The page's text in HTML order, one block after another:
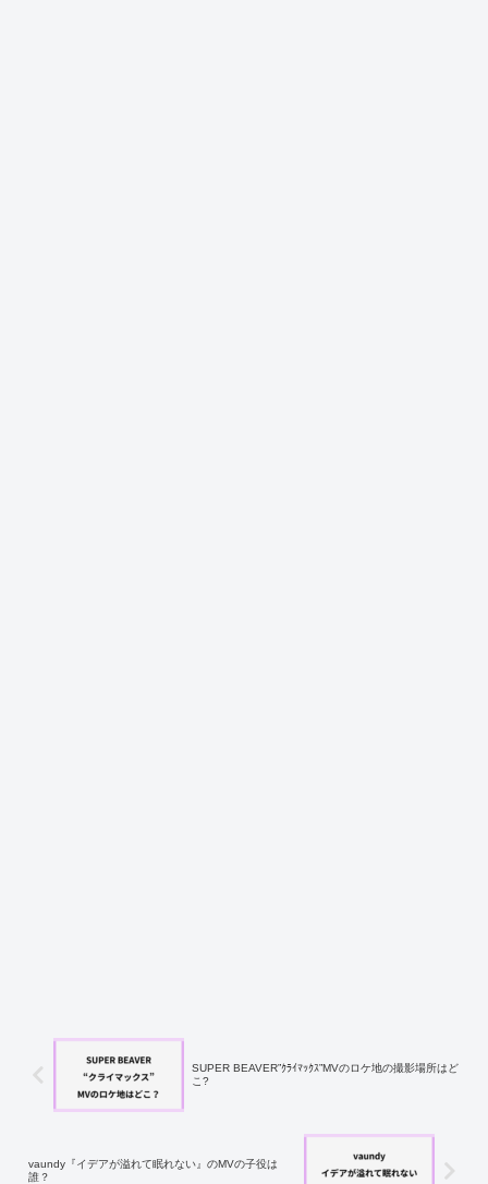
SUPER BEAVER”ｸﾗｲﾏｯｸｽ”MVのロケ地の撮影場所はど
こ?
vaundy『イデアが溢れて眠れない』のMVの子役は
誰？